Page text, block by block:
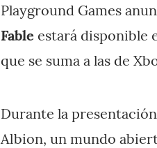
Playground Games
Fable estará disponible
que se suma a las de
Durante la
Albion, un mundo